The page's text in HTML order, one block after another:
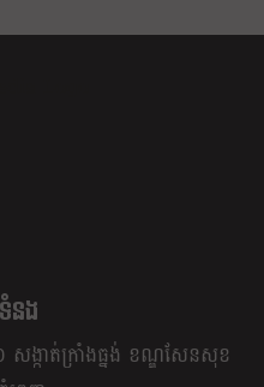
នង
ង្កាត់ក្រាំងធ្នង់ ខណ្ឌសែនសុខ